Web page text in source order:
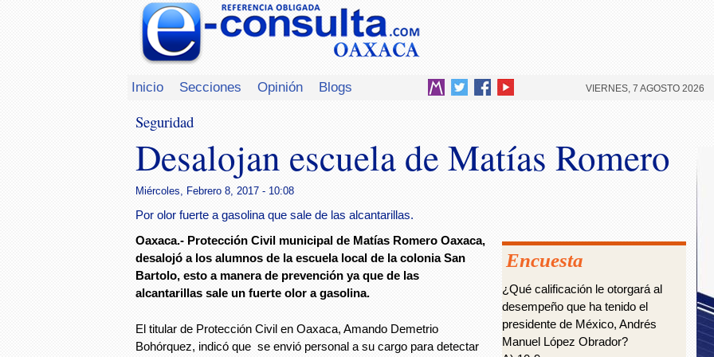
Inicio Secciones Opinión Blogs VIERNES, 7 AGOSTO 2026
Seguridad
Desalojan escuela de Matías Romero
Miércoles, Febrero 8, 2017 - 10:08
Por olor fuerte a gasolina que sale de las alcantarillas.
Oaxaca.- Protección Civil municipal de Matías Romero Oaxaca,
desalojó a los alumnos de la escuela local de la colonia San
Bartolo, esto a manera de prevención ya que de las
alcantarillas sale un fuerte olor a gasolina.
El titular de Protección Civil en Oaxaca, Amando Demetrio
Bohórquez, indicó que se envió personal a su cargo para detectar
Encuesta
¿Qué calificación le otorgará al
desempeño que ha tenido el
presidente de México, Andrés
Manuel López Obrador?